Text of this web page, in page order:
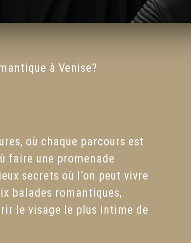
à Venise?
où chaque parcours est
faire une promenade
secrets où l’on peut vivre
balades romantiques,
le visage le plus intime de